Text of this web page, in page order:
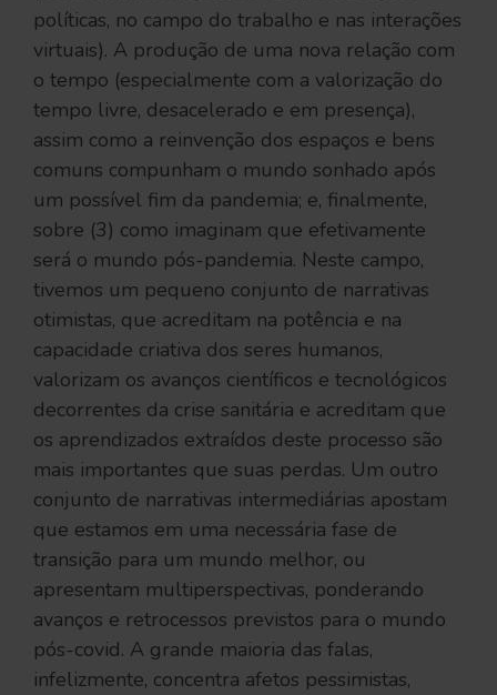
políticas, no campo do trabalho e nas interações
virtuais). A produção de uma nova relação com
o tempo (especialmente com a valorização do
tempo livre, desacelerado e em presença),
assim como a reinvenção dos espaços e bens
comuns compunham o mundo sonhado após
um possível fim da pandemia; e, finalmente,
sobre (3) como imaginam que efetivamente
será o mundo pós-pandemia. Neste campo,
tivemos um pequeno conjunto de narrativas
otimistas, que acreditam na potência e na
capacidade criativa dos seres humanos,
valorizam os avanços científicos e tecnológicos
decorrentes da crise sanitária e acreditam que
os aprendizados extraídos deste processo são
mais importantes que suas perdas. Um outro
conjunto de narrativas intermediárias apostam
que estamos em uma necessária fase de
transição para um mundo melhor, ou
apresentam multiperspectivas, ponderando
avanços e retrocessos previstos para o mundo
pós-covid. A grande maioria das falas,
infelizmente, concentra afetos pessimistas,